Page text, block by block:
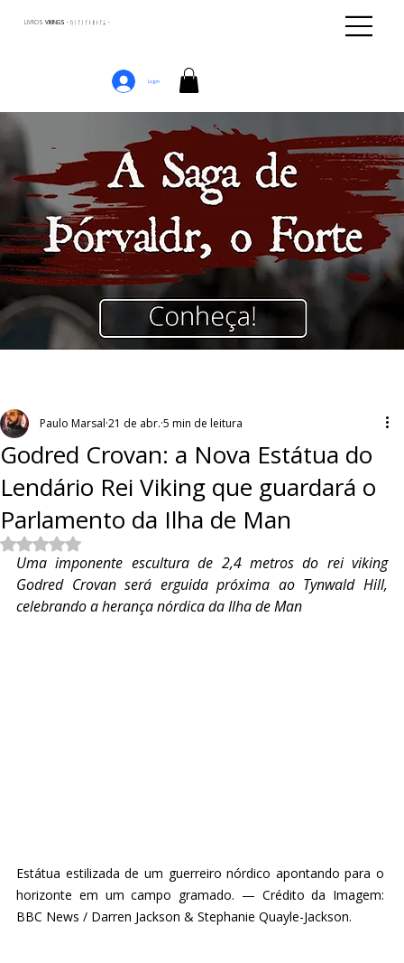
LIVROS VIKINGS · ᚢᛁᚴᛁᚴᛅᛒᛅᚴᛦ ·
Login
Godred Crovan: a Nova Estátua do
Lendário Rei Viking que guardará o
Parlamento da Ilha de Man
Paulo Marsal 21 de abr. 5 min de leitura
Avaliado com NaN de 5 estrelas.
Uma imponente escultura de 2,4 metros do rei viking
Godred Crovan será erguida próxima ao Tynwald Hill,
celebrando a herança nórdica da Ilha de Man
Estátua estilizada de um guerreiro nórdico apontando para o
horizonte em um campo gramado. — Crédito da Imagem:
BBC News / Darren Jackson & Stephanie Quayle-Jackson.